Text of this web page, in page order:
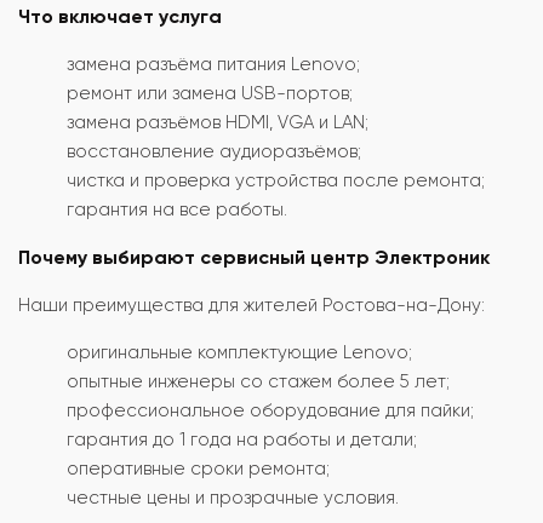
Что включает услуга
замена разъёма питания Lenovo;
ремонт или замена USB-портов;
замена разъёмов HDMI, VGA и LAN;
восстановление аудиоразъёмов;
чистка и проверка устройства после ремонта;
гарантия на все работы.
Почему выбирают сервисный центр Электроник
Наши преимущества для жителей Ростова-на-Дону:
оригинальные комплектующие Lenovo;
опытные инженеры со стажем более 5 лет;
профессиональное оборудование для пайки;
гарантия до 1 года на работы и детали;
оперативные сроки ремонта;
честные цены и прозрачные условия.